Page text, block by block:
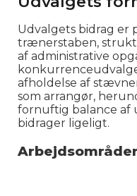
Udvalgets bidrag er
trænerstaben,
af administrative
afholdelse af
som arrangør,
fornuftig balance af
bidrager ligeligt.